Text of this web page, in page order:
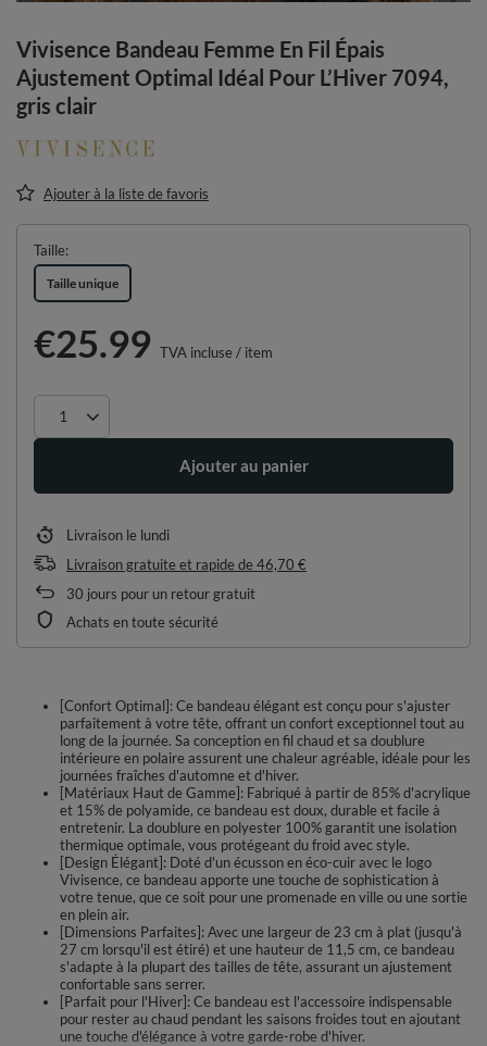
Vivisence Bandeau Femme En Fil Épais
Ajustement Optimal Idéal Pour L’Hiver 7094,
gris clair
Ajouter à la liste de favoris
Taille
Taille unique
€25.99 TVA incluse/ item
Ajouter au panier
Livraison le lundi
Livraison gratuite et rapidede46,70 €
30 jours pour un retour gratuit
Achats en toute sécurité
[Confort Optimal]: Ce bandeau élégant est conçu pour s'ajuster
parfaitement à votre tête, offrant un confort exceptionnel tout au
long de la journée. Sa conception en fil chaud et sa doublure
intérieure en polaire assurent une chaleur agréable, idéale pour les
journées fraîches d'automne et d'hiver.
[Matériaux Haut de Gamme]: Fabriqué à partir de 85% d'acrylique
et 15% de polyamide, ce bandeau est doux, durable et facile à
entretenir. La doublure en polyester 100% garantit une isolation
thermique optimale, vous protégeant du froid avec style.
[Design Élégant]: Doté d'un écusson en éco-cuir avec le logo
Vivisence, ce bandeau apporte une touche de sophistication à
votre tenue, que ce soit pour une promenade en ville ou une sortie
en plein air.
[Dimensions Parfaites]: Avec une largeur de 23 cm à plat (jusqu'à
27 cm lorsqu'il est étiré) et une hauteur de 11,5 cm, ce bandeau
s'adapte à la plupart des tailles de tête, assurant un ajustement
confortable sans serrer.
[Parfait pour l'Hiver]: Ce bandeau est l'accessoire indispensable
pour rester au chaud pendant les saisons froides tout en ajoutant
une touche d'élégance à votre garde-robe d'hiver.